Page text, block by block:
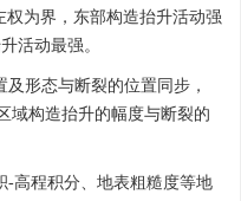
为界，东部构造抬升活动强
活动最强。
及形态与断裂的位置同步，
域构造抬升的幅度与断裂的
-高程积分、地表粗糙度等地